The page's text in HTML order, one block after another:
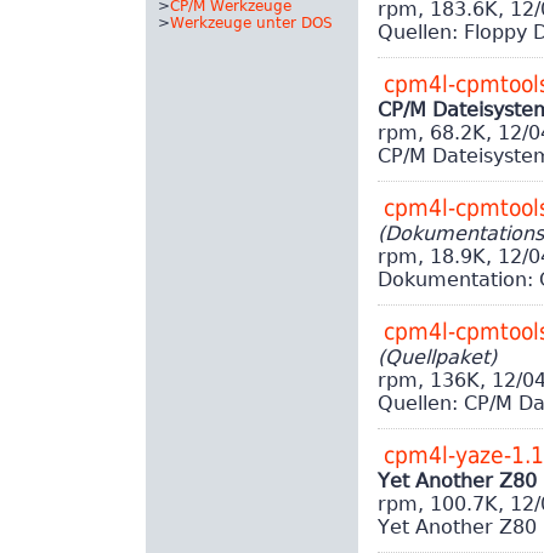
>CP/M Werkzeuge
> Werkzeuge unter DOS
rpm, 183.6K,
Quellen: Floppy
cpm4l-
CP/M
rpm, 68.2K, 12/
CP/M
cpm4l-
rpm, 18.9K, 12/
Dokumentation:
cpm4l-
(Quellpaket)
rpm, 136K, 12/
Quellen: CP/M
cpm4l-yaze-
Yet Another Z80
rpm, 100.7K,
Yet Another Z80